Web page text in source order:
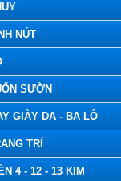
NÚT
SƯỜN
GIÀY DA - BA LÔ
TRÍ
4 - 12 - 13 KIM